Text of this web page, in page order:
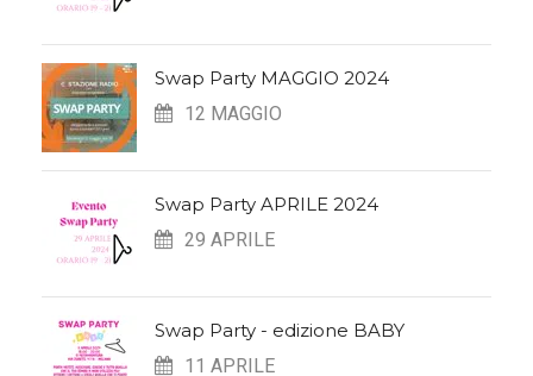
Swap Party MAGGIO 2024
12 MAGGIO
Swap Party APRILE 2024
29 APRILE
Swap Party - edizione BABY
11 APRILE